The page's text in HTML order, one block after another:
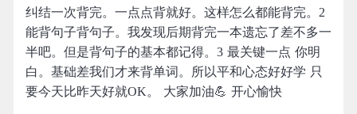
纠结一次背完。一点点背就好。这样怎么都能背完。2
能背句子背句子。我发现后期背完一本遗忘了差不多一
半吧。但是背句子的基本都记得。3 最关键一点 你明
白。基础差我们才来背单词。所以平和心态好好学 只
要今天比昨天好就OK。 大家加油💪 开心愉快